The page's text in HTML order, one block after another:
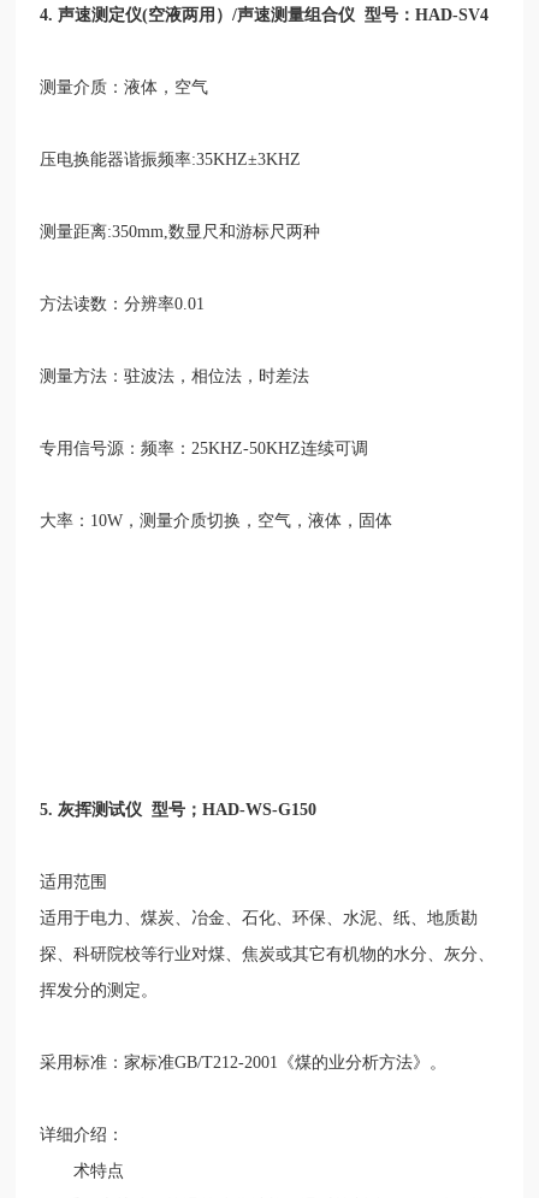
4.声速测定仪(空液两用）/声速测量组合仪 型号：HAD-SV4
测量介质：液体，空气
压电换能器谐振频率:35KHZ±3KHZ
测量距离:350mm,数显尺和游标尺两种
方法读数：分辨率0.01
测量方法：驻波法，相位法，时差法
专用信号源：频率： 25KHZ-50KHZ连续可调
大率： 10W ，测量介质切换，空气，液体，固体
5. 灰挥测试仪 型号；HAD-WS-G150
适用范围
适用于电力、煤炭、冶金、石化、环保、水泥、纸、地质勘
探、科研院校等行业对煤、焦炭或其它有机物的水分、灰分、
挥发分的测定。
采用标准：家标准GB/T212-2001 《煤的业分析方法》。
详细介绍：
术特点